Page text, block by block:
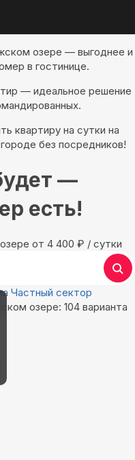
озере — выгоднее и
в гостинице.
— идеальное решение
квартиру на сутки на
без посредников!
—
есть!
oт 4 400 ₽ / сутки
Частный сектор
озере: 104 варианта